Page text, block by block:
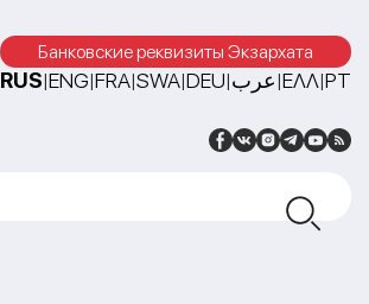
Банковские реквизиты Экзархата
RUS|ENG|FRA|SWA|DEU|عرب|ΕΛΛ|PT